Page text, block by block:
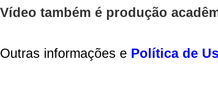
Vídeo também é produção
Outras informações e Política de